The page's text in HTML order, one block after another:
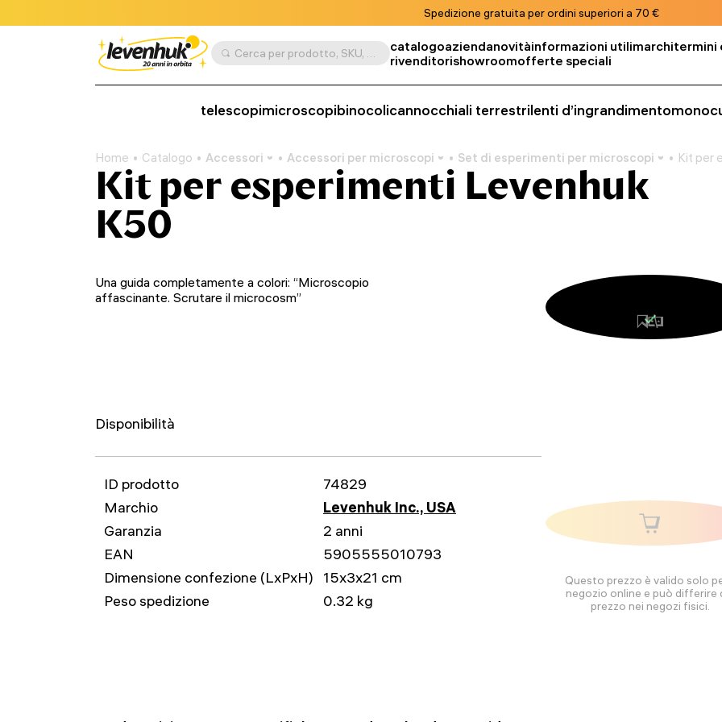
Spedizione gratuita per ordini superiori a 70 €
Cerca per prodotto, SKU, categoria, ecc. catalogoaziendanovitàinformazioni utilimarchitermini
rivenditorishowroomofferte speciali
telescopimicroscopibinocolicannocchiali terrestrilenti d’ingrandimento
Home Catalogo Accessori Accessori per microscopi Set di esperimenti per microscopi Kit per
Kit per esperimenti Levenhuk
K50
Questo prezzo è valido solo
negozio online e può differire
prezzo nei negozi fisici.
Una guida completamente a colori: “Microscopio
affascinante. Scrutare il microcosm”
Disponibilità
ID prodotto
74829
Marchio
Levenhuk Inc., USA
Garanzia
2 anni
EAN
5905555010793
Dimensione confezione (LxPxH)
15x3x21 cm
Peso spedizione
0.32 kg